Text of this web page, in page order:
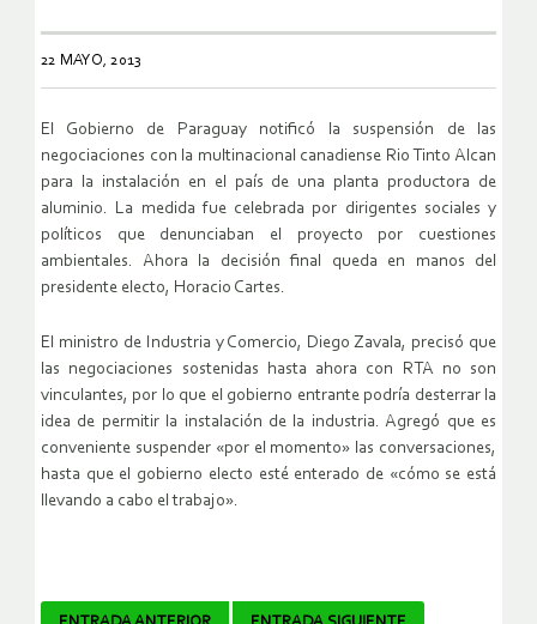
22 MAYO, 2013
El Gobierno de Paraguay notificó la suspensión de las
negociaciones con la multinacional canadiense Rio Tinto Alcan
para la instalación en el país de una planta productora de
aluminio. La medida fue celebrada por dirigentes sociales y
políticos que denunciaban el proyecto por cuestiones
ambientales. Ahora la decisión final queda en manos del
presidente electo, Horacio Cartes.
El ministro de Industria y Comercio, Diego Zavala, precisó que
las negociaciones sostenidas hasta ahora con RTA no son
vinculantes, por lo que el gobierno entrante podría desterrar la
idea de permitir la instalación de la industria. Agregó que es
conveniente suspender «por el momento» las conversaciones,
hasta que el gobierno electo esté enterado de «cómo se está
llevando a cabo el trabajo».